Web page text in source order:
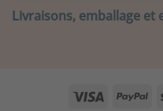
Livraisons, emballage et
Visa